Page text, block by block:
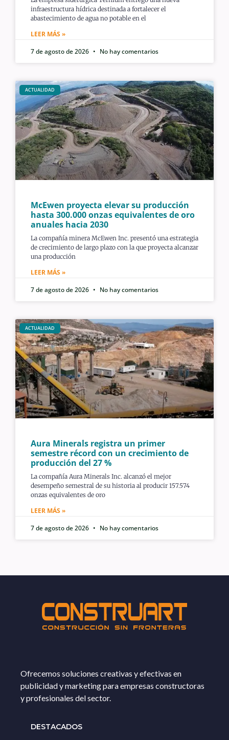
infraestructura hídrica destinada a fortalecer el
abastecimiento de agua no potable en el
LEER MÁS »
7 de agosto de 2026
No hay comentarios
ACTUALIDAD
McEwen proyecta elevar su producción
hasta 300.000 onzas equivalentes de oro
anuales hacia 2030
La compañía minera McEwen Inc. presentó una estrategia
de crecimiento de largo plazo con la que proyecta alcanzar
una producción
LEER MÁS »
7 de agosto de 2026
No hay comentarios
ACTUALIDAD
Aura Minerals registra un primer
semestre récord con un crecimiento de
producción del 27 %
La compañía Aura Minerals Inc. alcanzó el mejor
desempeño semestral de su historia al producir 157.574
onzas equivalentes de oro
LEER MÁS »
7 de agosto de 2026
No hay comentarios
Ofrecemos soluciones creativas y efectivas en
publicidad y marketing para empresas constructoras
y profesionales del sector.
DESTACADOS